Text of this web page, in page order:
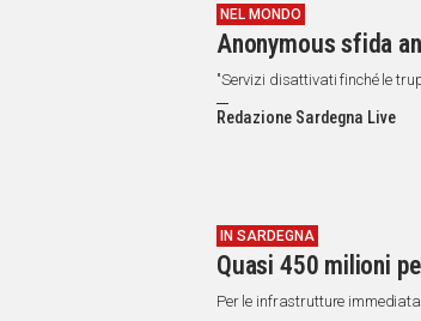
NEL MONDO
Anonymous sfida
"Servizi disattivati finché le
Redazione Sardegna Live
IN SARDEGNA
Quasi 450 milioni
Per le infrastrutture